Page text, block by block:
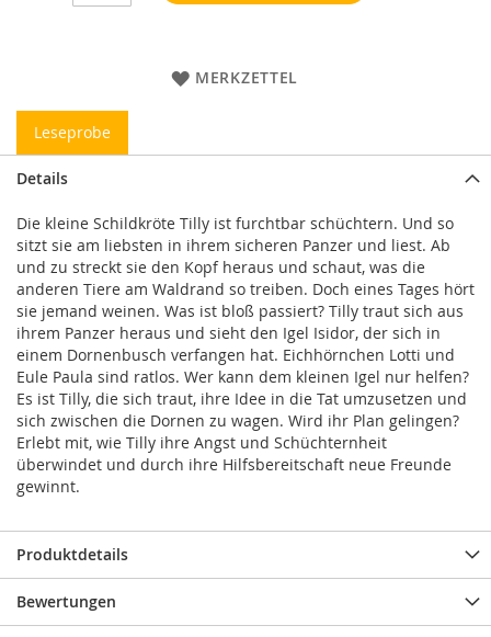
MERKZETTEL
Leseprobe
Details
Die kleine Schildkröte Tilly ist furchtbar schüchtern. Und so
sitzt sie am liebsten in ihrem sicheren Panzer und liest. Ab
und zu streckt sie den Kopf heraus und schaut, was die
anderen Tiere am Waldrand so treiben. Doch eines Tages hört
sie jemand weinen. Was ist bloß passiert? Tilly traut sich aus
ihrem Panzer heraus und sieht den Igel Isidor, der sich in
einem Dornenbusch verfangen hat. Eichhörnchen Lotti und
Eule Paula sind ratlos. Wer kann dem kleinen Igel nur helfen?
Es ist Tilly, die sich traut, ihre Idee in die Tat umzusetzen und
sich zwischen die Dornen zu wagen. Wird ihr Plan gelingen?
Erlebt mit, wie Tilly ihre Angst und Schüchternheit
überwindet und durch ihre Hilfsbereitschaft neue Freunde
gewinnt.
Produktdetails
Bewertungen